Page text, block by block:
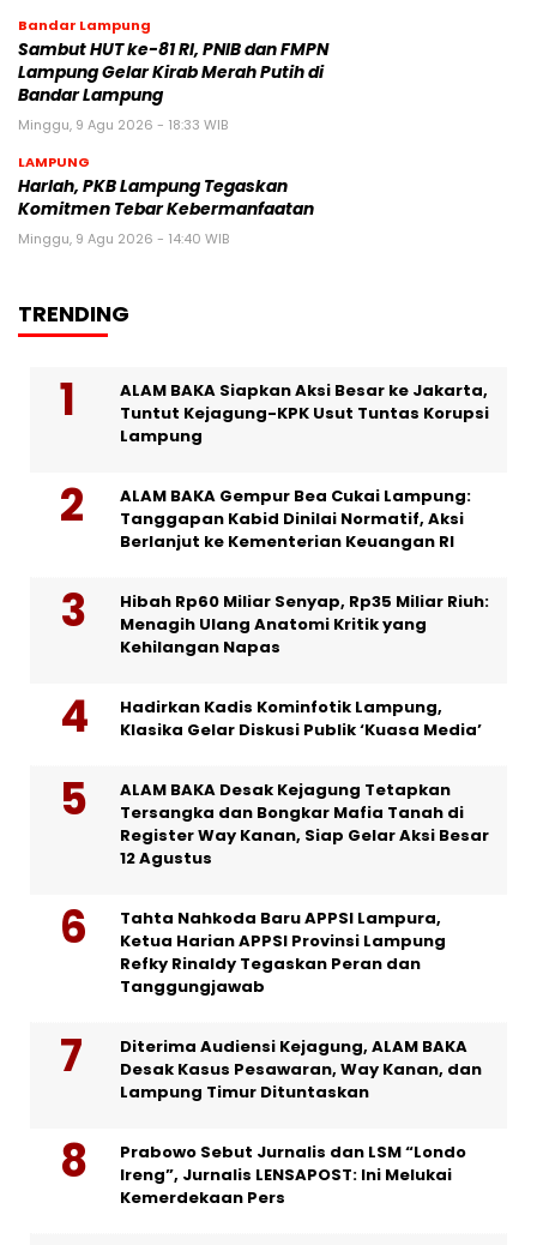
Bandar Lampung
Sambut HUT ke-81 RI, PNIB dan FMPN
Lampung Gelar Kirab Merah Putih di
Bandar Lampung
Minggu, 9 Agu 2026 - 18:33 WIB
LAMPUNG
Harlah, PKB Lampung Tegaskan
Komitmen Tebar Kebermanfaatan
Minggu, 9 Agu 2026 - 14:40 WIB
TRENDING
ALAM BAKA Siapkan Aksi Besar ke Jakarta,
Tuntut Kejagung-KPK Usut Tuntas Korupsi
Lampung
ALAM BAKA Gempur Bea Cukai Lampung:
Tanggapan Kabid Dinilai Normatif, Aksi
Berlanjut ke Kementerian Keuangan RI
Hibah Rp60 Miliar Senyap, Rp35 Miliar Riuh:
Menagih Ulang Anatomi Kritik yang
Kehilangan Napas
Hadirkan Kadis Kominfotik Lampung,
Klasika Gelar Diskusi Publik ‘Kuasa Media’
ALAM BAKA Desak Kejagung Tetapkan
Tersangka dan Bongkar Mafia Tanah di
Register Way Kanan, Siap Gelar Aksi Besar
12 Agustus
Tahta Nahkoda Baru APPSI Lampura,
Ketua Harian APPSI Provinsi Lampung
Refky Rinaldy Tegaskan Peran dan
Tanggungjawab
Diterima Audiensi Kejagung, ALAM BAKA
Desak Kasus Pesawaran, Way Kanan, dan
Lampung Timur Dituntaskan
Prabowo Sebut Jurnalis dan LSM “Londo
Ireng”, Jurnalis LENSAPOST: Ini Melukai
Kemerdekaan Pers